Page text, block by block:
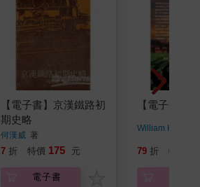
【電子書】京漢鐵路初
期史略
何漢威著
7 折 特價 175 元
電子書
【電子書】
William Henr
79 折 特價